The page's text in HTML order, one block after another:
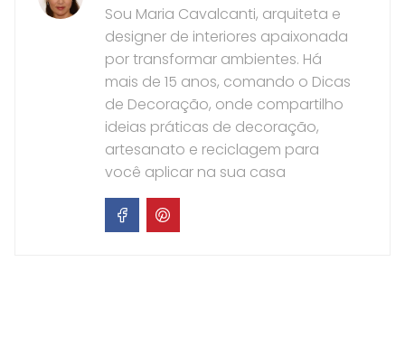
Sou Maria Cavalcanti, arquiteta e
designer de interiores apaixonada
por transformar ambientes. Há
mais de 15 anos, comando o Dicas
de Decoração, onde compartilho
ideias práticas de decoração,
artesanato e reciclagem para
você aplicar na sua casa